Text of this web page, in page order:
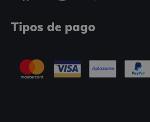
Tipos de pago